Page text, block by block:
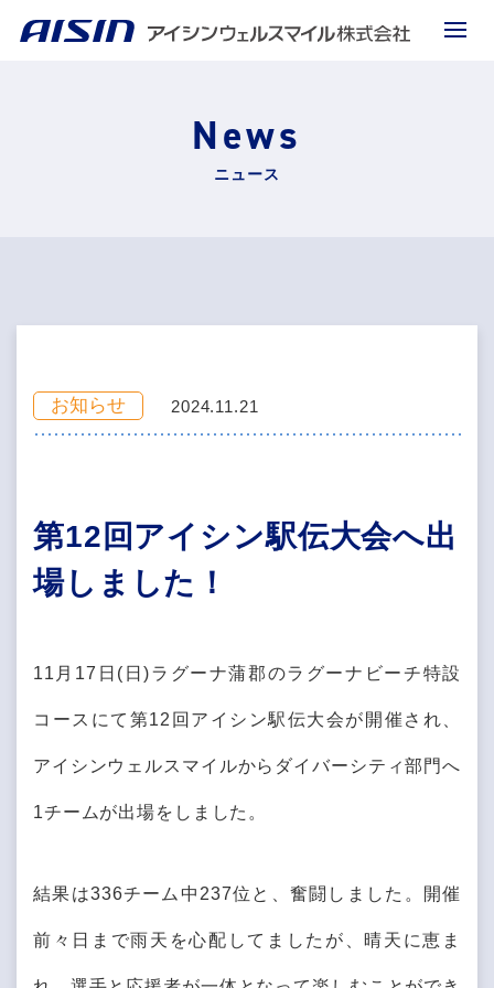
ニュース
News
お知らせ 2024.11.21
第12回アイシン駅伝大会へ出
場しました！
11月17日(日)ラグーナ蒲郡のラグーナビーチ特設
コースにて第12回アイシン駅伝大会が開催され、
アイシンウェルスマイルからダイバーシティ部門へ
1チームが出場をしました。
結果は336チーム中237位と、奮闘しました。開催
前々日まで雨天を心配してましたが、晴天に恵ま